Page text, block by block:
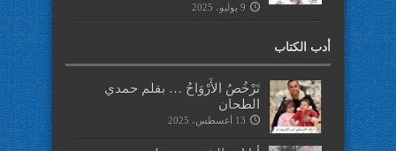
9 يوليو، 2025
أدب الكتاب
تَرْخُصُ الأَرْوَاحُ … بقلم حمدي
الطحان
13 أغسطس، 2025